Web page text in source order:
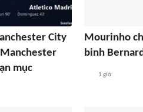
City
mục
Mourinho
binh
1 giờ